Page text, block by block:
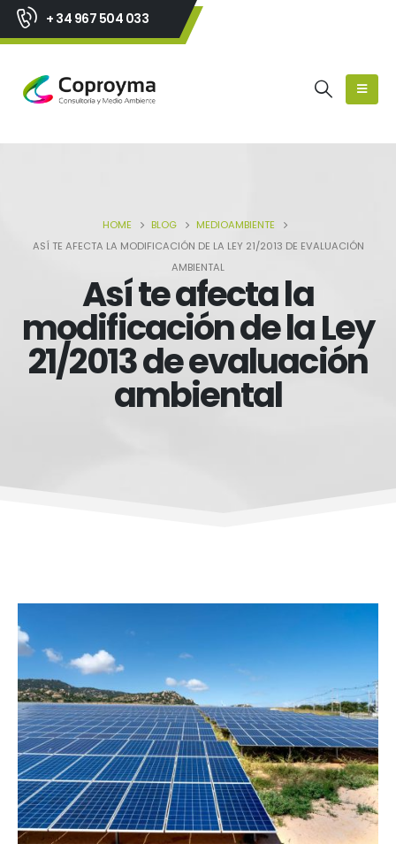
+ 34 967 504 033
HOME BLOG
MEDIOAMBIENTE
ASÍ TE AFECTA LA MODIFICACIÓN DE LA LEY 21/2013 DE EVALUACIÓN
AMBIENTAL
Así te afecta la
modificación de la Ley
21/2013 de evaluación
ambiental